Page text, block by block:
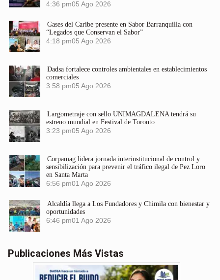
4:36 pm05 Ago 2026
Gases del Caribe presente en Sabor Barranquilla con
“Legados que Conservan el Sabor”
4:18 pm05 Ago 2026
Dadsa fortalece controles ambientales en establecimientos
comerciales
3:58 pm05 Ago 2026
Largometraje con sello UNIMAGDALENA tendrá su
estreno mundial en Festival de Toronto
3:23 pm05 Ago 2026
Corpamag lidera jornada interinstitucional de control y
sensibilización para prevenir el tráfico ilegal de Pez Loro
en Santa Marta
6:56 pm01 Ago 2026
Alcaldía llega a Los Fundadores y Chimila con bienestar y
oportunidades
6:46 pm01 Ago 2026
Publicaciones Más Vistas